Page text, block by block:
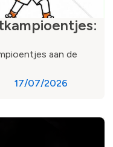
aan de
17/07/2026